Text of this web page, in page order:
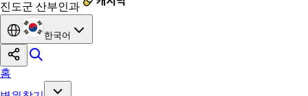
진도군 산부인과
한국어
홈